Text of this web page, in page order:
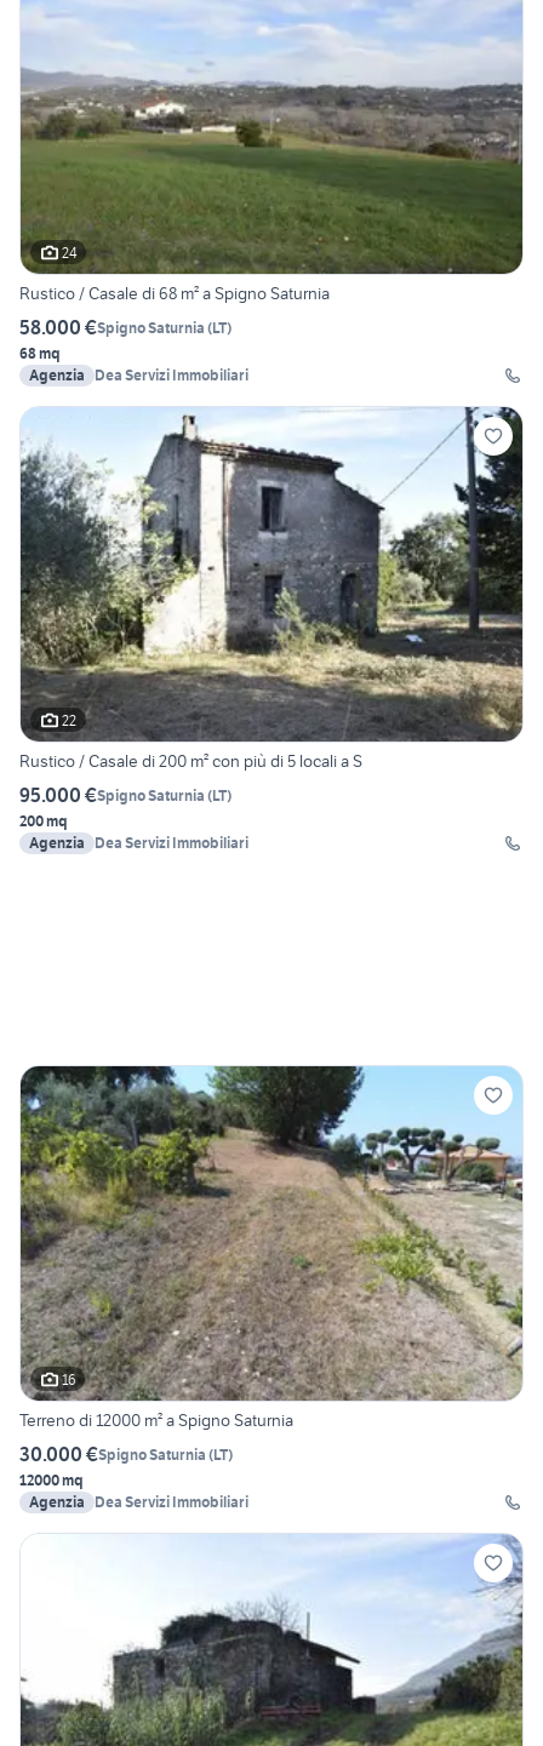
24
Rustico / Casale di 68 m² a Spigno Saturnia
58.000 €Spigno Saturnia (LT)
68 mq
Agenzia
Dea Servizi Immobiliari
22
Rustico / Casale di 200 m² con più di 5 locali a S
95.000 €Spigno Saturnia (LT)
200 mq
Agenzia
Dea Servizi Immobiliari
16
Terreno di 12000 m² a Spigno Saturnia
30.000 €Spigno Saturnia (LT)
12000 mq
Agenzia
Dea Servizi Immobiliari